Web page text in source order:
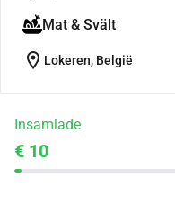
Mat & Svält
location_on Lokeren, België
Insamlade
€ 10